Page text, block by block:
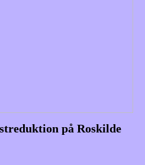
på Roskilde